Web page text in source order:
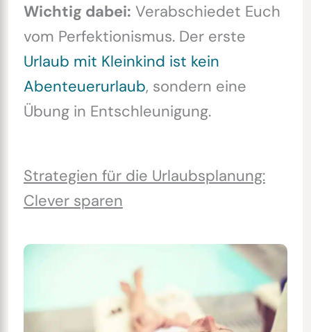
Wichtig dabei: Verabschiedet Euch
vom Perfektionismus. Der erste
Urlaub mit Kleinkind ist kein
Abenteuerurlaub, sondern eine
Übung in Entschleunigung.
Strategien für die Urlaubsplanung:
Clever sparen